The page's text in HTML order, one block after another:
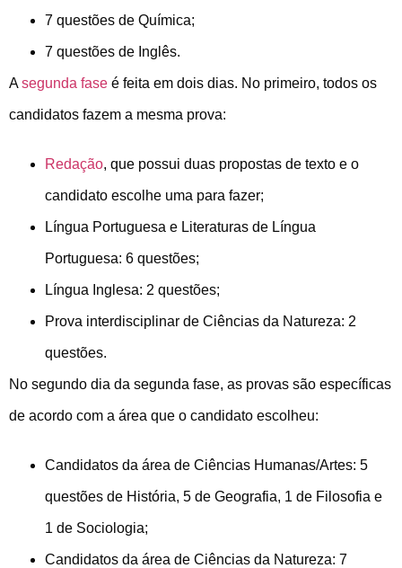
7 questões de Química;
7 questões de Inglês.
Asegunda fase é feita em dois dias. No primeiro, todos os
candidatos fazem a mesma prova:
Redação, que possui duas propostas de texto e o
candidato escolhe uma para fazer;
Língua Portuguesa e Literaturas de Língua
Portuguesa: 6 questões;
Língua Inglesa: 2 questões;
Prova interdisciplinar de Ciências da Natureza: 2
questões.
No segundo dia da segunda fase, as provas são específicas
de acordo com a área que o candidato escolheu:
Candidatos da área de Ciências Humanas/Artes: 5
questões de História, 5 de Geografia, 1 de Filosofia e
1 de Sociologia;
Candidatos da área de Ciências da Natureza: 7